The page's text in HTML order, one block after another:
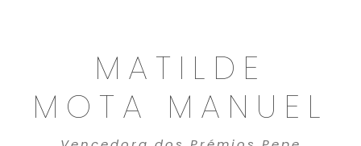
MATILDE
MOTA MANUEL